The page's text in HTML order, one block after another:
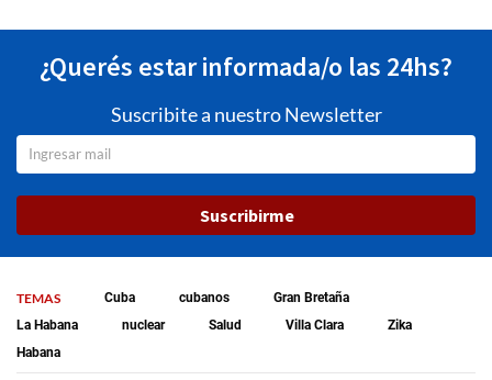
¿Querés estar informada/o las 24hs?
Suscribite a nuestro Newsletter
Suscribirme
TEMAS Cuba cubanos
Gran Bretaña
La Habana
nuclear Salud Villa Clara
Zika
Habana